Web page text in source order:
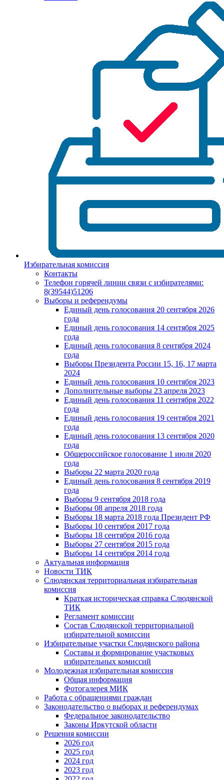
Избирательная комиссия
Контакты
Телефон горячей линии связи с избирателями:
8(39544)51206
Выборы и референдумы
Единый день голосования 20 сентября 2026
года
Единый день голосования 14 сентября 2025
года
Единый день голосования 8 сентября 2024
года
Выборы Президента России 15, 16, 17 марта
2024
Единый день голосования 10 сентября 2023
Дополнительные выборы 23 апреля 2023
Единый день голосования 11 сентября 2022
года
Единый день голосования 19 сентября 2021
года
Единый день голосования 13 сентября 2020
года
Общероссийское голосование 1 июля 2020
года
Выборы 22 марта 2020 года
Единый день голосования 8 сентября 2019
года
Выборы 9 сентября 2018 года
Выборы 08 апреля 2018 года
Выборы 18 марта 2018 года Президент РФ
Выборы 10 сентября 2017 года
Выборы 18 сентября 2016 года
Выборы 27 сентября 2015 года
Выборы 14 сентября 2014 года
Актуальная информация
Новости ТИК
Слюдянская территориальная избирательная
комиссия
Краткая историческая справка Слюдянской
ТИК
Регламент комиссии
Состав Слюдянской территориальной
избирательной комиссии
Избирательные участки Слюдянского района
Составы и формирование участковых
избирательных комиссий
Молодежная избирательная комиссия
Общая информация
Фотогалерея МИК
Работа с обращениями граждан
Законодательство о выборах и референдумах
Федеральное законодательство
Законы Иркутской области
Решения комиссии
2026 год
2025 год
2024 год
2023 год